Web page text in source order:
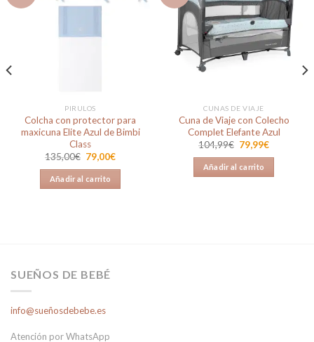
PIRULOS
Colcha con protector para
maxicuna Elite Azul de Bimbi
Class
135,00€ El
precio
original
era:
135,00€.
79,00€El
79,00€.
Añadir al carrito
Añadir
a la
lista de
deseos
CUNAS DE VIAJE
Cuna de Viaje con Colecho
Complet Elefante Azul
104,99€ El
precio
original
era:
104,99€.
79,99€El
79,99€.
Añadir al carrito
SUEÑOS DE BEBÉ
info@sueñosdebebe.es
Atención por WhatsApp